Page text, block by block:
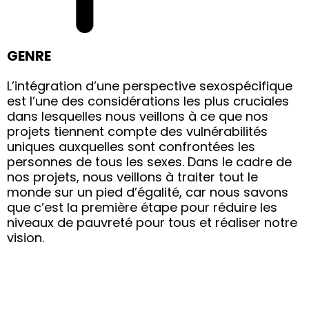
GENRE
L’intégration d’une perspective sexospécifique
est l’une des considérations les plus cruciales
dans lesquelles nous veillons à ce que nos
projets tiennent compte des vulnérabilités
uniques auxquelles sont confrontées les
personnes de tous les sexes. Dans le cadre de
nos projets, nous veillons à traiter tout le
monde sur un pied d’égalité, car nous savons
que c’est la première étape pour réduire les
niveaux de pauvreté pour tous et réaliser notre
vision.